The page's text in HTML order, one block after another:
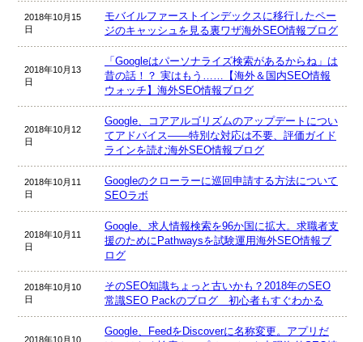
2018年10月15
日
モバイルファーストインデックスに移行したペー
ジのキャッシュを見る裏ワザ海外SEO情報ブログ
2018年10月13
日
「Googleはパーソナライズ検索があるからね」は
昔の話！？ 実はもう……【海外＆国内SEO情報
ウォッチ】海外SEO情報ブログ
2018年10月12
日
Google、コアアルゴリズムのアップデートについ
てアドバイス――特別な対応は不要、評価ガイド
ラインを読む海外SEO情報ブログ
2018年10月11
日
Googleのクローラーに巡回申請する方法について
SEOラボ
2018年10月11
日
Google、求人情報検索を96か国に拡大。求職者支
援のためにPathwaysを試験運用海外SEO情報ブ
ログ
2018年10月10
日
そのSEO知識ちょっと古いかも？2018年のSEO
常識SEO Packのブログ 初心者もすぐわかる
2018年10月10
Google、FeedをDiscoverに名称変更。アプリだ